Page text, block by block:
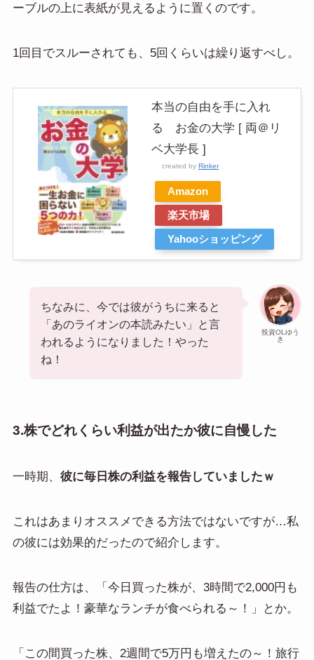
ーブルの上に表紙が見えるように置くのです。
1回目でスルーされても、5回くらいは繰り返すべし。
本当の自由を手に入れ
る お金の大学 [ 両＠リ
ベ大学長 ]
created by Rinker
Amazon
楽天市場
Yahooショッピング
投資OLゆう
き
ちなみに、今では彼がうちに来ると
「あのライオンの本読みたい」と言
われるようになりました！やった
ね！
3.株でどれくらい利益が出たか彼に自慢した
一時期、 彼に毎日株の利益を報告していましたｗ
これはあまりオススメできる方法ではないですが…私
の彼には効果的だったので紹介します。
報告の仕方は、「今日買った株が、3時間で2,000円も
利益でたよ！豪華なランチが食べられる～！」とか。
「この間買った株、2週間で5万円も増えたの～！旅行